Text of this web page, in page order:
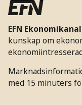
EFN
kunskap om
med 15 minuters